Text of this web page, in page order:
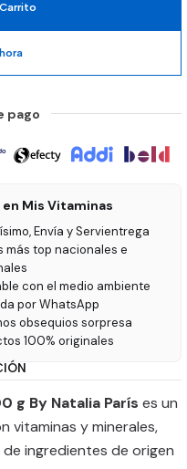
pago
Mis Vitaminas
Envía y Servientrega
más top nacionales e
con el medio ambiente
por WhatsApp
obsequios sorpresa
100% originales
g By Natalia París es un
vitaminas y minerales,
ingredientes de origen